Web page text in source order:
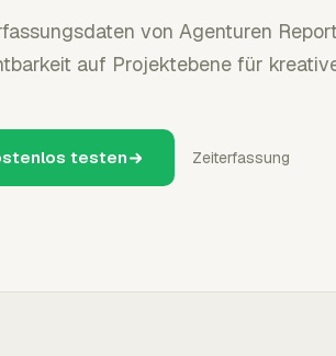
von Agenturen
auf Projektebene für
testen Zeiterfassung